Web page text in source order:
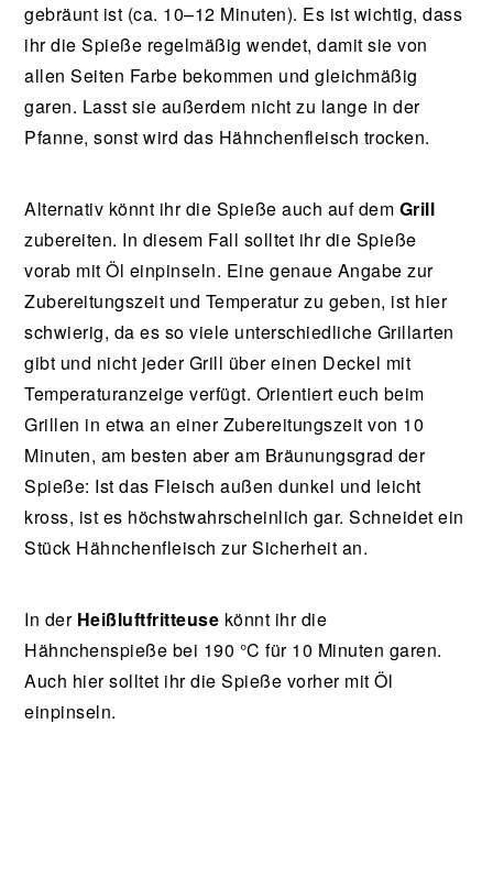
gebräunt ist (ca. 10–12 Minuten). Es ist wichtig, dass
ihr die Spieße regelmäßig wendet, damit sie von
allen Seiten Farbe bekommen und gleichmäßig
garen. Lasst sie außerdem nicht zu lange in der
Pfanne, sonst wird das Hähnchenfleisch trocken.
Alternativ könnt ihr die Spieße auch auf dem Grill
zubereiten. In diesem Fall solltet ihr die Spieße
vorab mit Öl einpinseln. Eine genaue Angabe zur
Zubereitungszeit und Temperatur zu geben, ist hier
schwierig, da es so viele unterschiedliche Grillarten
gibt und nicht jeder Grill über einen Deckel mit
Temperaturanzeige verfügt. Orientiert euch beim
Grillen in etwa an einer Zubereitungszeit von 10
Minuten, am besten aber am Bräunungsgrad der
Spieße: Ist das Fleisch außen dunkel und leicht
kross, ist es höchstwahrscheinlich gar. Schneidet ein
Stück Hähnchenfleisch zur Sicherheit an.
In der Heißluftfritteuse könnt ihr die
Hähnchenspieße bei 190 °C für 10 Minuten garen.
Auch hier solltet ihr die Spieße vorher mit Öl
einpinseln.